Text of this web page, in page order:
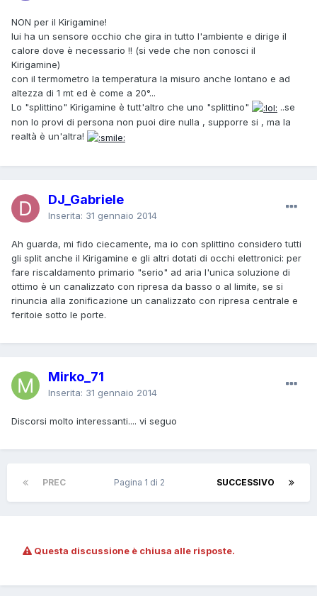
NON per il Kirigamine!
lui ha un sensore occhio che gira in tutto l'ambiente e dirige il
calore dove è necessario !! (si vede che non conosci il
Kirigamine)
con il termometro la temperatura la misuro anche lontano e ad
altezza di 1 mt ed è come a 20°...
Lo "splittino" Kirigamine è tutt'altro che uno "splittino"
..se
non lo provi di persona non puoi dire nulla , supporre si , ma la
realtà è un'altra!
DJ_Gabriele
Inserita: 31 gennaio 2014
Ah guarda, mi fido ciecamente, ma io con splittino considero tutti
gli split anche il Kirigamine e gli altri dotati di occhi elettronici: per
fare riscaldamento primario "serio" ad aria l'unica soluzione di
ottimo è un canalizzato con ripresa da basso o al limite, se si
rinuncia alla zonificazione un canalizzato con ripresa centrale e
feritoie sotto le porte.
Mirko_71
Inserita: 31 gennaio 2014
Discorsi molto interessanti.... vi seguo
PREC SUCCESSIVO
Pagina 1 di 2
Questa discussione è chiusa alle risposte.